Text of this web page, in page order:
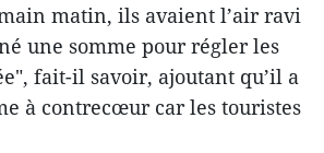
matin, ils avaient l’air ravi
une somme pour régler les
fait-il savoir, ajoutant qu’il a
à contrecœur car les touristes